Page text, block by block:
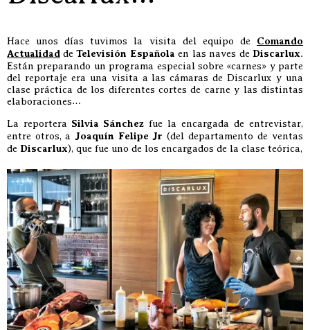
Hace unos días tuvimos la visita del equipo de Comando
Actualidad de Televisión Española en las naves de Discarlux.
Están preparando un programa especial sobre «carnes» y parte
del reportaje era una visita a las cámaras de Discarlux y una
clase práctica de los diferentes cortes de carne y las distintas
elaboraciones…
La reportera Silvia Sánchez fue la encargada de entrevistar,
entre otros, a Joaquín Felipe Jr (del departamento de ventas
de Discarlux), que fue uno de los encargados de la clase teórica,